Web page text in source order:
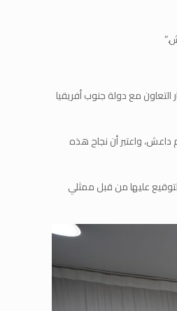
مع دولة جنوب أفريقيا
داعش، واعتبر أن نجاح هذه
التوقيع عليها من قبل ممثلي